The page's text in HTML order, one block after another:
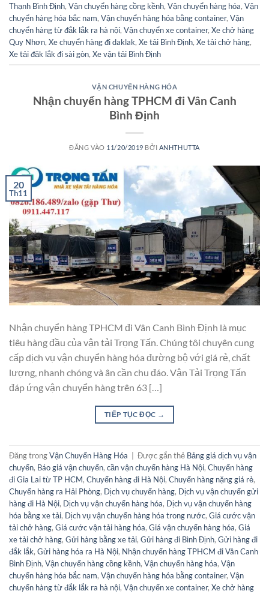
Thạnh Bình Định, Vận chuyển hàng cồng kềnh, Vận chuyển hàng hóa, Vận
chuyển hàng hóa bắc nam, Vận chuyển hàng hóa bằng container, Vận
chuyển hàng từ đắk lắk ra hà nội, Vận chuyển xe container, Xe chở hàng
Quy Nhơn, Xe chuyển hàng đi daklak, Xe tải Bình Định, Xe tải chở hàng,
Xe tải đăk lắk đi sài gòn, Xe vận tải Bình Định
VẬN CHUYỂN HÀNG HÓA
Nhận chuyển hàng TPHCM đi Vân Canh
Bình Định
ĐĂNG VÀO 11/20/2019 BỞI ANHTHUTTA
20
Th11
Nhận chuyển hàng TPHCM đi Vân Canh Bình Định là mục
tiêu hàng đầu của vận tải Trọng Tấn. Chúng tôi chuyên cung
cấp dịch vụ vận chuyển hàng hóa đường bộ với giá rẻ, chất
lượng, nhanh chóng và ân cần chu đáo. Vận Tải Trọng Tấn
đáp ứng vận chuyển hàng trên 63 […]
TIẾP TỤC ĐỌC →
Đăng trongVận Chuyển Hàng Hóa Được gắn thẻ Bảng giá dịch vụ vận
chuyển, Báo giá vận chuyển, cần vận chuyển hàng Hà Nội, Chuyển hàng
đi Gia Lai từ TP HCM, Chuyển hàng đi Hà Nội, Chuyển hàng nặng giá rẻ,
Chuyển hàng ra Hải Phòng, Dịch vụ chuyển hàng, Dịch vụ vận chuyển gửi
hàng đi Hà Nội, Dịch vụ vận chuyển hàng hóa, Dịch vụ vận chuyển hàng
hóa bằng xe tải, Dịch vụ vận chuyển hàng hóa trong nước, Giá cước vận
tải chở hàng, Giá cước vận tải hàng hóa, Giá vận chuyển hàng hóa, Giá
xe tải chở hàng, Gửi hàng bằng xe tải, Gửi hàng đi Bình Định, Gửi hàng đi
đắk lắk, Gửi hàng hóa ra Hà Nội, Nhận chuyển hàng TPHCM đi Vân Canh
Bình Định, Vận chuyển hàng cồng kềnh, Vận chuyển hàng hóa, Vận
chuyển hàng hóa bắc nam, Vận chuyển hàng hóa bằng container, Vận
chuyển hàng từ đắk lắk ra hà nội, Vận chuyển xe container, Xe chở hàng